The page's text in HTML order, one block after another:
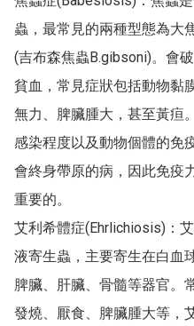
蟲，最常見的兩種型態為大
(吉布森焦蟲B.gibsoni)。會
貧血，常見症狀包括動物黏
無力、脾臟腫大，甚至黃疸
感染程度以及動物個體的免
會終身帶原的病，因此免疫
重要的。
艾利希體症(Ehrlichiosis)：
液寄生蟲，主要寄生在白血
脾臟、肝臟、骨髓等器官。
發燒、厭食、脾臟腫大等，